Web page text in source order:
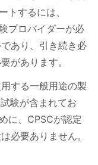
トするには、
プロバイダーが必
あり、引き続き必
があります。
する一般用途の製
験が含まれてお
に、CPSCが認定
必要ありません。